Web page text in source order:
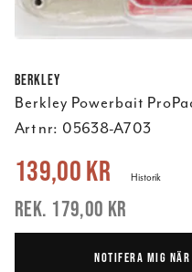
Berkley
Berkley Powerbait
Art nr: 05638-A703
Nuvarande pris:139,00 kr
139,00 kr
179,00 kr
Historik
NOTIFERA MIG